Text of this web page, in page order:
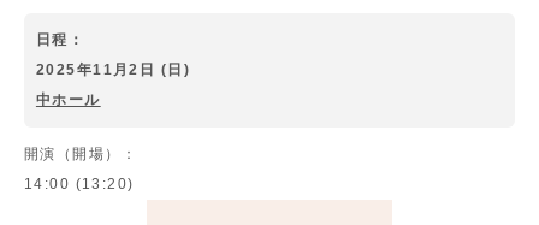
日程：
2025年11月2日 (日)
中ホール
開演（開場）：
14:00 (13:20)